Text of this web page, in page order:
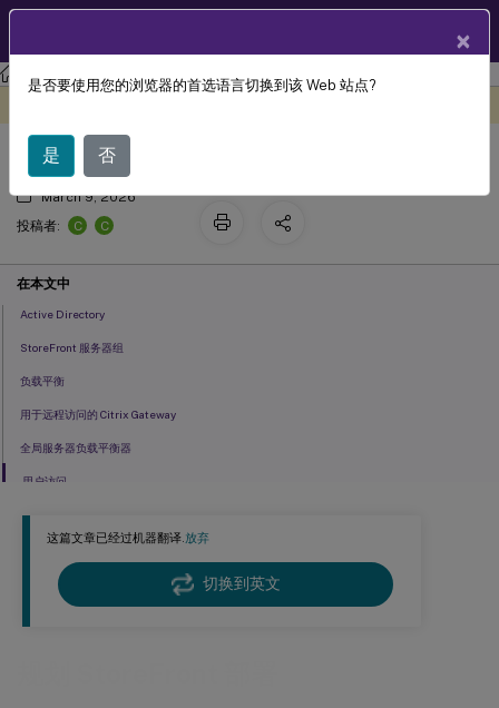
StoreFront StoreFront 2203
这篇文章已经过机器翻译.放弃
切换到英文
规划 StoreFront 部署
March 9, 2026
投稿者:
C C
在本文中
Active Directory
StoreFront 服务器组
负载平衡
用于远程访问的 Citrix Gateway
全局服务器负载平衡器
用户访问
×
是否要使用您的浏览器的首选语言切换到该 Web 站点?
是 否